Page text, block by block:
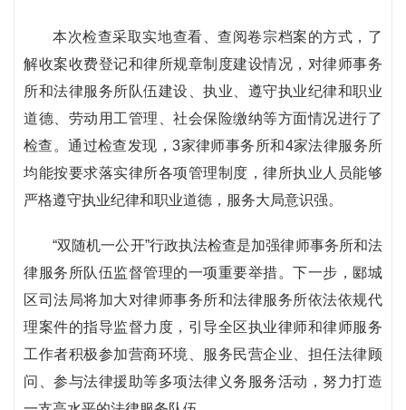
本次检查采取实地查看、查阅卷宗档案的方式，了
解收案收费登记和律所规章制度建设情况，对律师事务
所和法律服务所队伍建设、执业、遵守执业纪律和职业
道德、劳动用工管理、社会保险缴纳等方面情况进行了
检查。通过检查发现，3家律师事务所和4家法律服务所
均能按要求落实律所各项管理制度，律所执业人员能够
严格遵守执业纪律和职业道德，服务大局意识强。
“双随机一公开”行政执法检查是加强律师事务所和法
律服务所队伍监督管理的一项重要举措。下一步，郾城
区司法局将加大对律师事务所和法律服务所依法依规代
理案件的指导监督力度，引导全区执业律师和律师服务
工作者积极参加营商环境、服务民营企业、担任法律顾
问、参与法律援助等多项法律义务服务活动，努力打造